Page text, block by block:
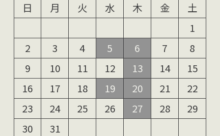
日
月 火 水 木 金
土
1
2
3 4 5 6 7
8
9
10 11 12 13 14
15
16
17 18 19 20 21
22
23
24 25 26 27 28
29
30
31